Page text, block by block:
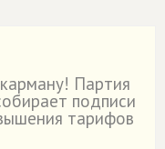
Партия
подписи
тарифов